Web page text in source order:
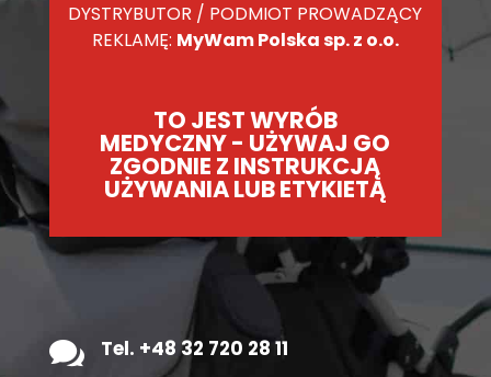
DYSTRYBUTOR / PODMIOT PROWADZĄCY
REKLAMĘ: MyWam Polska sp. z o.o.
TO JEST WYRÓB
MEDYCZNY - UŻYWAJ GO
ZGODNIE Z INSTRUKCJĄ
UŻYWANIA LUB ETYKIETĄ
 Tel. +48 32 720 28 11